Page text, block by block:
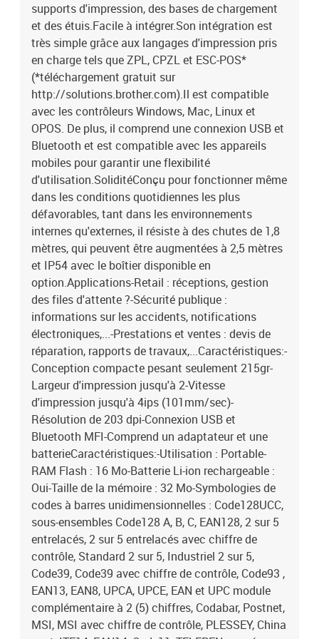
PLESSEY, China post, ITF14, EAN14, Code11, TELEPEN, numéro
TELEPEN, PLANET, Code49, code d'identification de la Deutsche
Post, code de la Deutsche Post, LOGMARS-Symbologies de codes-
barres bidimensionnelles : mode CODABLOCK F, GS1 DataBar, GS1
DataMatrix, Maxicode, AZTEC, PDF417, QR Code, Micro PDF417,
TLC39-Longueur maximale d'impression : 2794 mm-Largeur
d'impression maximale : 48 mm-Résolution (dpi): 203-Vitesse
d'impression standard : 101,6 mm par seconde-Commandes prises
en charge : FBPL-EZC (EPL2/ZPL2/CPCL)FBPL-EZP
(EPL2/ZPL2/ESC-POS) ? téléchargement gratuit depuis le Brother
Solution Center http://solutions.brother.comConnectivité :-
Bluetooth : Bluetooth 5.0 MFI-Profils Bluetooth : SPP (Serial Port
Profile)/ GATT (basse énergie). Protocole pris en charge : iAP-
Interface USB : Micro USB 2.0 (haute vitesse)Systèmes
d'exploitation et logiciels :-Windows : Serveur 2012, Serveur
2012R2, Serveur 2016, Serveur 2019, Windows 10, Windows 7,
Windows 8.1Dimensions et poids:-Dimensions : 79 mm (L) x 116
mm (H) x 36,5 mm (P)-Poids : 215g
supports d'impression, des bases de chargement
et des étuis.Facile à intégrer.Son intégration est
très simple grâce aux langages d'impression pris
en charge tels que ZPL, CPZL et ESC-POS*
(*téléchargement gratuit sur
http://solutions.brother.com).Il est compatible
avec les contrôleurs Windows, Mac, Linux et
OPOS. De plus, il comprend une connexion USB et
Bluetooth et est compatible avec les appareils
mobiles pour garantir une flexibilité
d'utilisation.SoliditéConçu pour fonctionner même
dans les conditions quotidiennes les plus
défavorables, tant dans les environnements
internes qu'externes, il résiste à des chutes de 1,8
mètres, qui peuvent être augmentées à 2,5 mètres
et IP54 avec le boîtier disponible en
option.Applications-Retail : réceptions, gestion
des files d'attente ?-Sécurité publique :
informations sur les accidents, notifications
électroniques,...-Prestations et ventes : devis de
réparation, rapports de travaux,...Caractéristiques:-
Conception compacte pesant seulement 215gr-
Largeur d'impression jusqu'à 2-Vitesse
d'impression jusqu'à 4ips (101mm/sec)-
Résolution de 203 dpi-Connexion USB et
Bluetooth MFI-Comprend un adaptateur et une
batterieCaractéristiques:-Utilisation : Portable-
RAM Flash : 16 Mo-Batterie Li-ion rechargeable :
Oui-Taille de la mémoire : 32 Mo-Symbologies de
codes à barres unidimensionnelles : Code128UCC,
sous-ensembles Code128 A, B, C, EAN128, 2 sur 5
entrelacés, 2 sur 5 entrelacés avec chiffre de
contrôle, Standard 2 sur 5, Industriel 2 sur 5,
Code39, Code39 avec chiffre de contrôle, Code93 ,
EAN13, EAN8, UPCA, UPCE, EAN et UPC module
complémentaire à 2 (5) chiffres, Codabar, Postnet,
MSI, MSI avec chiffre de contrôle, PLESSEY, China